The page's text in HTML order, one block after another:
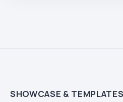
SHOWCASE & TEMPLATES